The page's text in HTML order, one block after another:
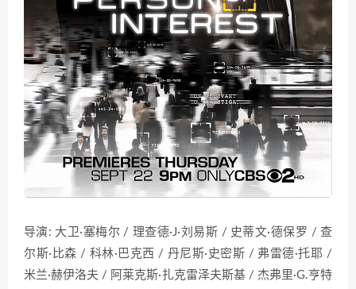
导演: 大卫·塞梅尔 / 理查德·J·刘易斯 / 史蒂文·德保罗 / 查
尔斯·比森 / 科林·巴克西 / 丹尼斯·史密斯 / 弗雷德·托耶 /
米兰·赫伊洛夫 / 阿莱克斯·扎克雷泽夫斯基 / 杰弗里·G.亨特